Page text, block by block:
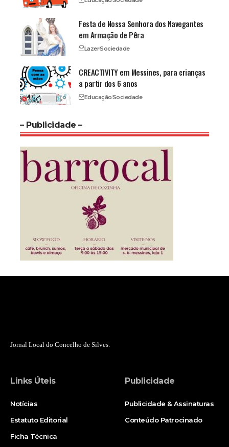
Festa de Nossa Senhora dos Navegantes
em Armação de Pêra
LazerSociedade
CREACTIVITY em Messines, para crianças
a partir dos 6 anos
EducaçãoSociedade
– Publicidade –
Jornal Local do Concelho de Silves.
Links Úteis
Notícias
Estatuto Editorial
Ficha Técnica
Publicidade
Publicidade & Assinaturas
Conteúdo Patrocinado